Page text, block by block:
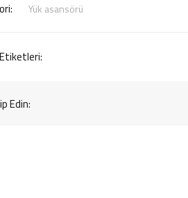
Yük asansörü
Edin: